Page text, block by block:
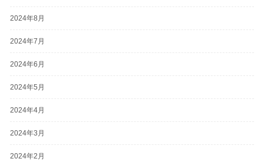
2024年8月
2024年7月
2024年6月
2024年5月
2024年4月
2024年3月
2024年2月